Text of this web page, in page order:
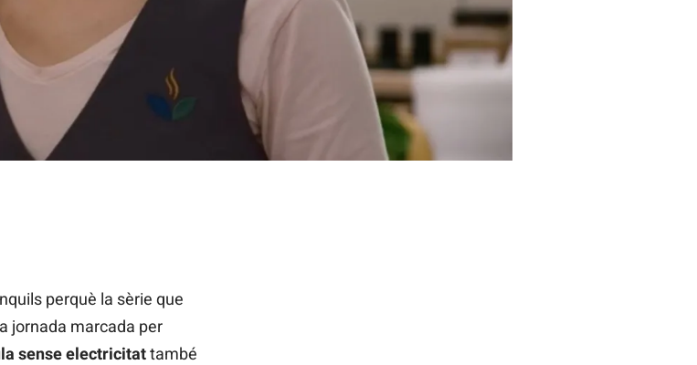
després d'embolicar-se a 'Com si fos ahir' | 3Cat
perquè la sèrie que
jornada marcada per
sense electricitattambé